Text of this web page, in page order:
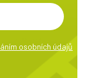
osobních údajů